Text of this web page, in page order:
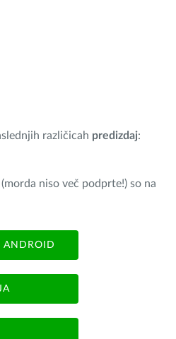
različicah predizdaj:
niso več podprte!) so na
ANDROID